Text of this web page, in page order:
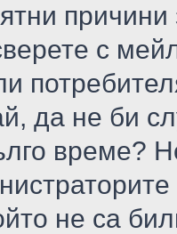
с
да не би
време?
не са